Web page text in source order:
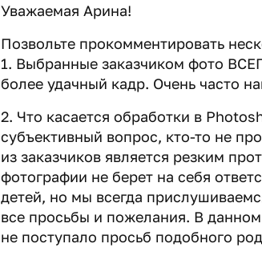
Уважаемая Арина!
Позвольте прокомментировать
1. Выбранные заказчиком фото
более удачный кадр. Очень часто
2. Что касается обработки в
субъективный вопрос, кто-то не
из заказчиков является резким
фотографии не берет на себя
детей, но мы всегда
все просьбы и пожелания. В
не поступало просьб подобного